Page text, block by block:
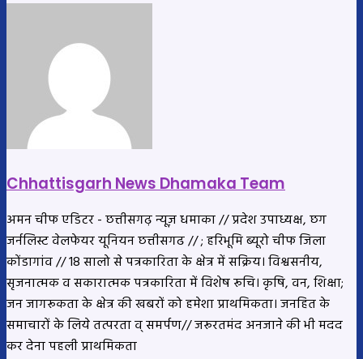
Chhattisgarh News Dhamaka Team
अमन चीफ एडिटर - छत्तीसगढ़ न्यूज़ धमाका // प्रदेश उपाध्यक्ष, छग
जर्नलिस्ट वेलफेयर यूनियन छत्तीसगढ // ; हरिभूमि ब्यूरो चीफ जिला
कोंडागांव // 18 सालो से पत्रकारिता के क्षेत्र में सक्रिय। विश्वसनीय,
सृजनात्मक व सकारात्मक पत्रकारिता में विशेष रूचि। कृषि, वन, शिक्षा;
जन जागरूकता के क्षेत्र की खबरों को हमेशा प्राथमिकता। जनहित के
समाचारों के लिये तत्परता व् समर्पण// जरूरतमंद अनजाने की भी मदद
कर देना पहली प्राथमिकता